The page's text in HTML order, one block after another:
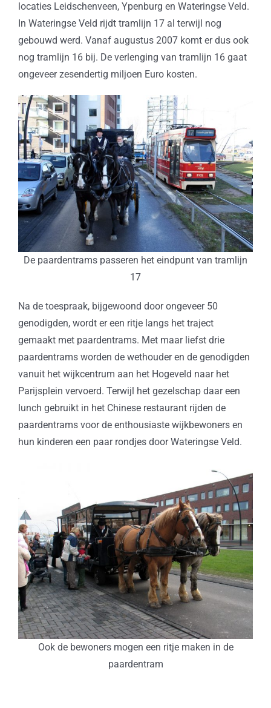
locaties Leidschenveen, Ypenburg en Wateringse Veld.
In Wateringse Veld rijdt tramlijn 17 al terwijl nog
gebouwd werd. Vanaf augustus 2007 komt er dus ook
nog tramlijn 16 bij. De verlenging van tramlijn 16 gaat
ongeveer zesendertig miljoen Euro kosten.
De paardentrams passeren het eindpunt van tramlijn
17
Na de toespraak, bijgewoond door ongeveer 50
genodigden, wordt er een ritje langs het traject
gemaakt met paardentrams. Met maar liefst drie
paardentrams worden de wethouder en de genodigden
vanuit het wijkcentrum aan het Hogeveld naar het
Parijsplein vervoerd. Terwijl het gezelschap daar een
lunch gebruikt in het Chinese restaurant rijden de
paardentrams voor de enthousiaste wijkbewoners en
hun kinderen een paar rondjes door Wateringse Veld.
Ook de bewoners mogen een ritje maken in de
paardentram